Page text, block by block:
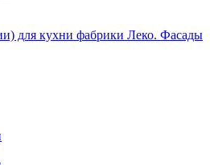
для кухни фабрики Леко. Фасады